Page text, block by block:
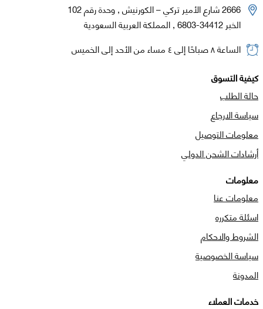
2666 شارع الأمير تركي – الكورنيش , وحدة رقم 102
الخبر 34412-6803 , المملكة العربية السعودية
الساعة ٨ صباحًا إلى ٤ مساء من الأحد إلى الخميس
كيفية التسوق
حالة الطلب
سياسة الارجاع
معلومات التوصيل
أرشادات الشحن الدولي
معلومات
معلومات عنا
اسئلة متكرره
الشروط والاحكام
سياسة الخصوصية
المدونة
خدمات العملاء